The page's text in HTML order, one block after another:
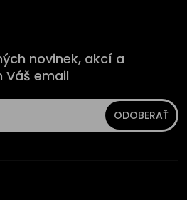
novinek, akcí a
Váš email
ODOBERAŤ